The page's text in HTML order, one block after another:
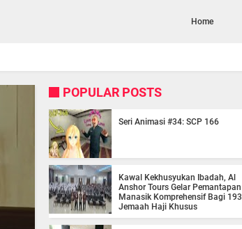
Home
POPULAR POSTS
Seri Animasi #34: SCP 166
Kawal Kekhusyukan Ibadah, Al
Anshor Tours Gelar Pemantapan
Manasik Komprehensif Bagi 193
Jemaah Haji Khusus